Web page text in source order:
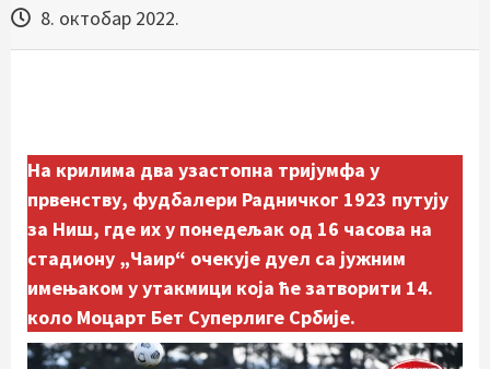
8. октобар 2022.
На крилима два узастопна тријумфа у
првенству, фудбалери Радничког 1923 путују
за Ниш, где их у понедељак од 16 часова на
стадиону „Чаир“ очекује дуел са јужним
имењаком у утакмици која ће затворити 14.
коло Моцарт Бет Суперлиге Србије.